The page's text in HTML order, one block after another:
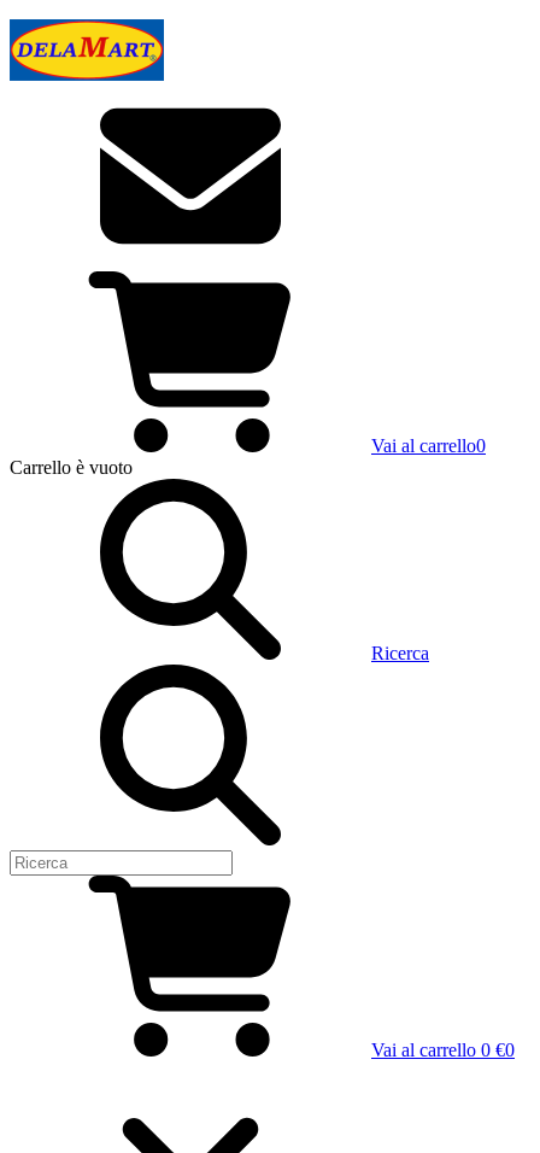
Vai al carrello0
Carrello è vuoto
Ricerca
Vai al carrello 0 €0